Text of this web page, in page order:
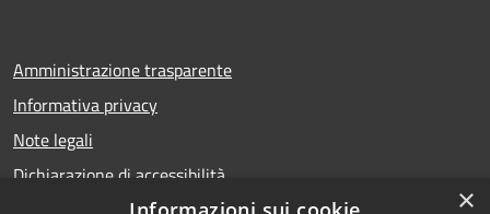
Amministrazione trasparente
Informativa privacy
Note legali
Dichiarazione di accessibilità
×